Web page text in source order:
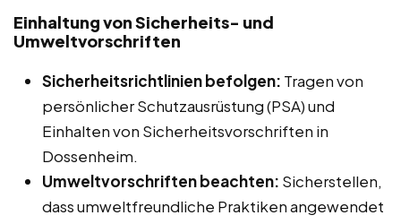
Einhaltung von Sicherheits- und
Umweltvorschriften
Sicherheitsrichtlinien befolgen: Tragen von
persönlicher Schutzausrüstung (PSA) und
Einhalten von Sicherheitsvorschriften in
Dossenheim.
Umweltvorschriften beachten: Sicherstellen,
dass umweltfreundliche Praktiken angewendet